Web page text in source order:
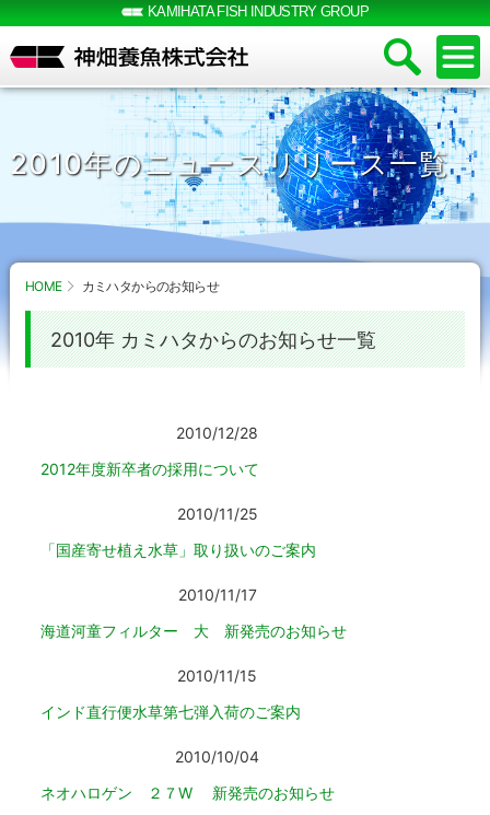
KAMIHATA FISH INDUSTRY GROUP
2010年のニュースリリース一覧
HOME カミハタからのお知らせ
2010年 カミハタからのお知らせ一覧
2010/12/28
2012年度新卒者の採用について
2010/11/25
「国産寄せ植え水草」取り扱いのご案内
2010/11/17
海道河童フィルター 大 新発売のお知らせ
2010/11/15
インド直行便水草第七弾入荷のご案内
2010/10/04
ネオハロゲン ２７W 新発売のお知らせ